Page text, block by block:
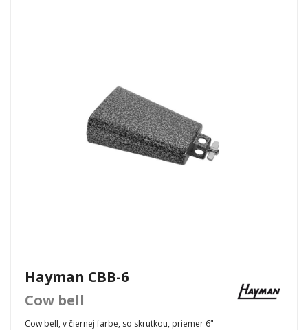
Hayman CBB-6
Cow bell
Cow bell, v čiernej farbe, so skrutkou, priemer 6"